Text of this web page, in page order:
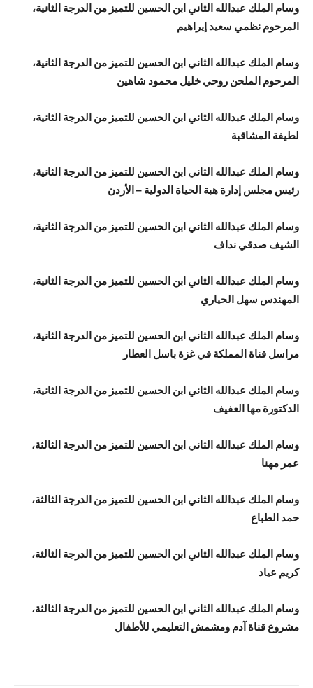
وسام الملك عبدالله الثاني ابن الحسين للتميز من الدرجة الثانية،
المرحوم نظمي سعيد إيراهيم
وسام الملك عبدالله الثاني ابن الحسين للتميز من الدرجة الثانية،
المرحوم الملحن روحي خليل محمود شاهين
وسام الملك عبدالله الثاني ابن الحسين للتميز من الدرجة الثانية،
لطيفة المشاقبة
وسام الملك عبدالله الثاني ابن الحسين للتميز من الدرجة الثانية،
رئيس مجلس إدارة هبة الحياة الدولية – الأردن
وسام الملك عبدالله الثاني ابن الحسين للتميز من الدرجة الثانية،
الشيف صدقي نداف
وسام الملك عبدالله الثاني ابن الحسين للتميز من الدرجة الثانية،
المهندس سهل الحياري
وسام الملك عبدالله الثاني ابن الحسين للتميز من الدرجة الثانية،
مراسل قناة المملكة في غزة باسل العطار
وسام الملك عبدالله الثاني ابن الحسين للتميز من الدرجة الثانية،
الدكتورة مها العفيف
وسام الملك عبدالله الثاني ابن الحسين للتميز من الدرجة الثالثة،
عمر مهنا
وسام الملك عبدالله الثاني ابن الحسين للتميز من الدرجة الثالثة،
حمد الطباع
وسام الملك عبدالله الثاني ابن الحسين للتميز من الدرجة الثالثة،
كريم عياد
وسام الملك عبدالله الثاني ابن الحسين للتميز من الدرجة الثالثة،
مشروع قناة آدم ومشمش التعليمي للأطفال